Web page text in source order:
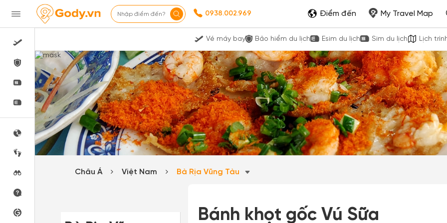
Nhập điểm đến? 0938.002.969 Điểm đến My Travel Map
Vé máy bay Bảo hiểm du lịch Esim du lịch Sim du lịch Lịch
Châu Á Việt Nam Bà Rịa Vũng Tàu
Bánh khọt gốc Vú Sữa